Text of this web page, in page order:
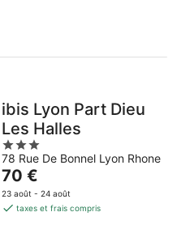
nuit
ibis Lyon Part Dieu
Les Halles
3
out
of
5
78 Rue De Bonnel Lyon Rhone
Le
prix
est
70 €
23 août - 24 août
taxes et frais compris